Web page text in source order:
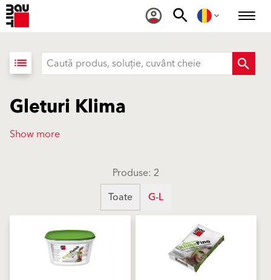
list
Gleturi Klima
Show more
Produse: 2
Toate
G-L